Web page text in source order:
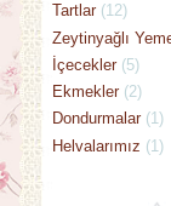
Tartlar (12)
Zeytinyağlı
İçecekler (5)
Ekmekler (2)
Dondurmalar (1)
Helvalarımız (1)